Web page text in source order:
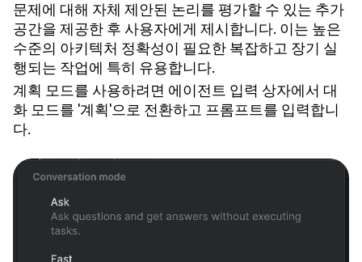
문제에 대해 자체 제안된 논리를 평가할 수 있는 추가
공간을 제공한 후 사용자에게 제시합니다. 이는 높은
수준의 아키텍처 정확성이 필요한 복잡하고 장기 실
행되는 작업에 특히 유용합니다.
계획 모드를 사용하려면 에이전트 입력 상자에서 대
화 모드를 '계획'으로 전환하고 프롬프트를 입력합니
다.